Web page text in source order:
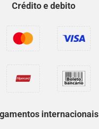
Crédito e debito
internacionais